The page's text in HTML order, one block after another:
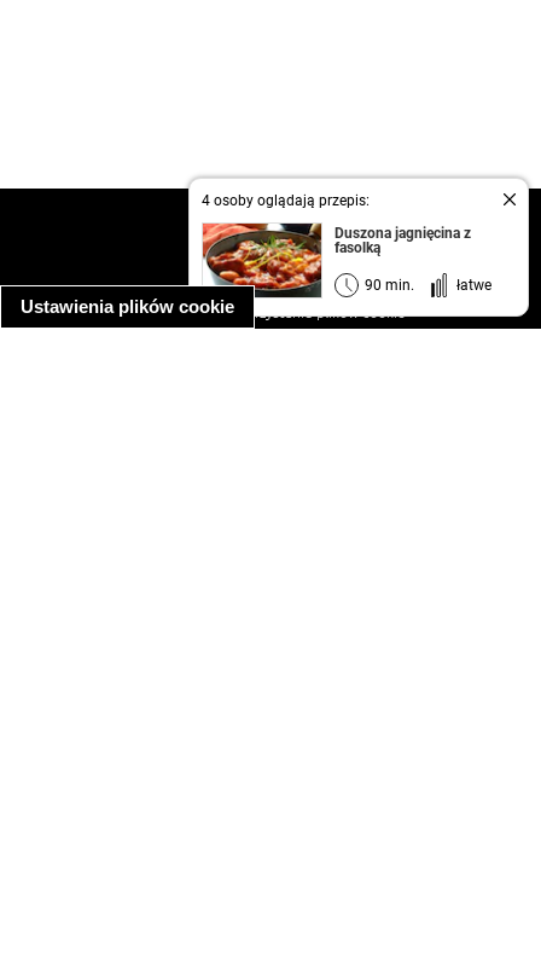
Ustawienia plików cookie
4 osoby oglądają przepis:
Duszona jagnięcina z
fasolką
90 min. łatwe
kontakt
regulamin
informacja o prywatności
informacja o wykorzystaniu plików cookie